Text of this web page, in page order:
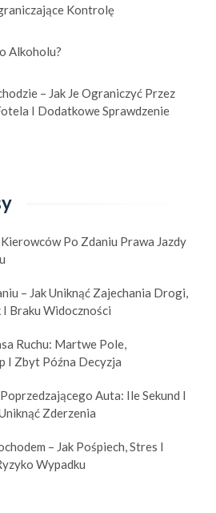
Kontrolę
Alkoholu?
– Jak Je Ograniczyć Przez
I Dodatkowe Sprawdzenie
Po Zdaniu Prawa Jazdy
– Jak Uniknąć Zajechania Drogi,
Braku Widoczności
Ruchu: Martwe Pole,
I Zbyt Późna Decyzja
Auta: Ile Sekund I
Zderzenia
– Jak Pośpiech, Stres I
Wypadku